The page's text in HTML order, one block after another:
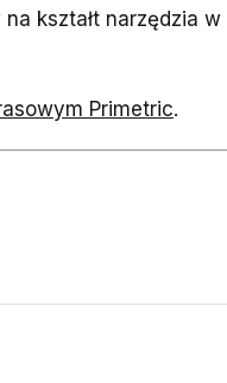
kształt narzędzia w
Primetric.